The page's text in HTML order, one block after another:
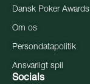
Dansk Poker Awards
Om os
Persondatapolitik
Ansvarligt spil
Socials